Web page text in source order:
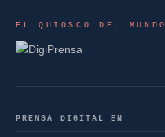
EL QUIOSCO DEL MUNDO
PRENSA DIGITAL EN